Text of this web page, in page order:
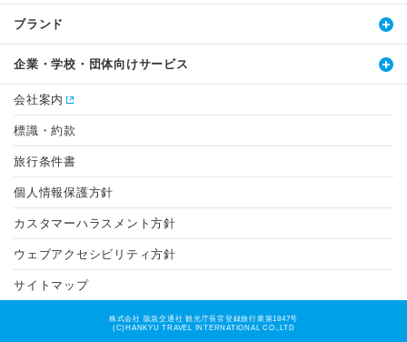
ブランド
企業・学校・団体向けサービス
会社案内
標識・約款
旅行条件書
個人情報保護方針
カスタマーハラスメント方針
ウェブアクセシビリティ方針
サイトマップ
株式会社 阪急交通社 観光庁長官登録旅行業第1847号
(C)HANKYU TRAVEL INTERNATIONAL CO.,LTD